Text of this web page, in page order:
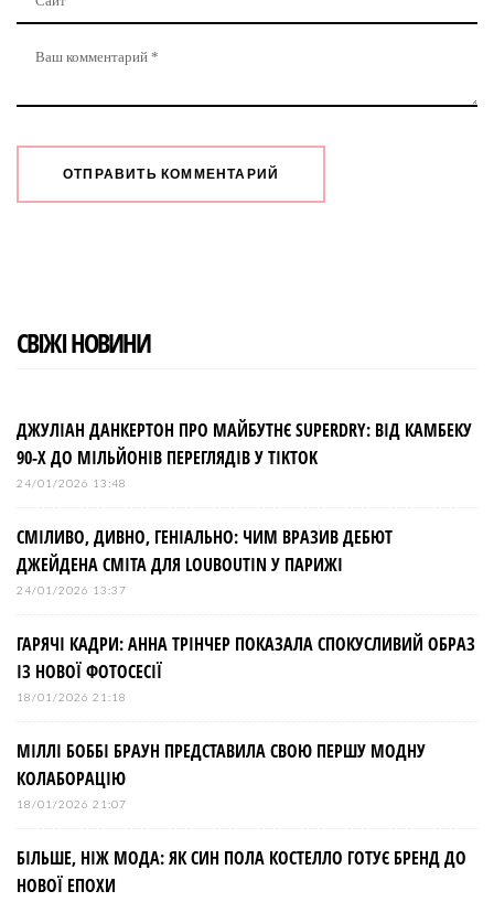
СВІЖІ НОВИНИ
ДЖУЛІАН ДАНКЕРТОН ПРО МАЙБУТНЄ SUPERDRY: ВІД КАМБЕКУ
90-Х ДО МІЛЬЙОНІВ ПЕРЕГЛЯДІВ У TIKTOK
24/01/2026 13:48
СМІЛИВО, ДИВНО, ГЕНІАЛЬНО: ЧИМ ВРАЗИВ ДЕБЮТ
ДЖЕЙДЕНА СМІТА ДЛЯ LOUBOUTIN У ПАРИЖІ
24/01/2026 13:37
ГАРЯЧІ КАДРИ: АННА ТРІНЧЕР ПОКАЗАЛА СПОКУСЛИВИЙ ОБРАЗ
ІЗ НОВОЇ ФОТОСЕСІЇ
18/01/2026 21:18
МІЛЛІ БОББІ БРАУН ПРЕДСТАВИЛА СВОЮ ПЕРШУ МОДНУ
КОЛАБОРАЦІЮ
18/01/2026 21:07
БІЛЬШЕ, НІЖ МОДА: ЯК СИН ПОЛА КОСТЕЛЛО ГОТУЄ БРЕНД ДО
НОВОЇ ЕПОХИ